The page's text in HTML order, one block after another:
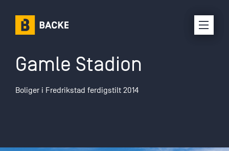
Karriere
Om oss
Gamle Stadion
Boliger i Fredrikstad ferdigstilt 2014